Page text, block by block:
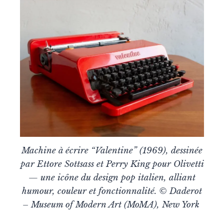
Machine à écrire “Valentine” (1969), dessinée
par Ettore Sottsass et Perry King pour Olivetti
— une icône du design pop italien, alliant
humour, couleur et fonctionnalité. © Daderot
– Museum of Modern Art (MoMA), New York